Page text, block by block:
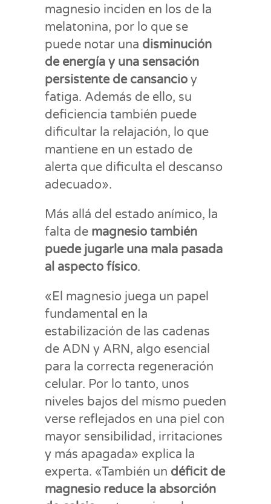
magnesio inciden en los de la
melatonina, por lo que se
puede notar una disminución
de energía y una sensación
persistente de cansancio y
fatiga. Además de ello, su
deficiencia también puede
dificultar la relajación, lo que
mantiene en un estado de
alerta que dificulta el descanso
adecuado».
Más allá del estado anímico, la
falta de magnesio también
puede jugarle una mala pasada
al aspecto físico.
«El magnesio juega un papel
fundamental en la
estabilización de las cadenas
de ADN y ARN, algo esencial
para la correcta regeneración
celular. Por lo tanto, unos
niveles bajos del mismo pueden
verse reflejados en una piel con
mayor sensibilidad, irritaciones
y más apagada» explica la
experta. «También un déficit de
magnesio reduce la absorción